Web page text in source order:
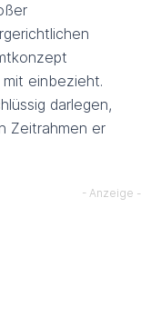
mit einbezieht.
darlegen,
Zeitrahmen er